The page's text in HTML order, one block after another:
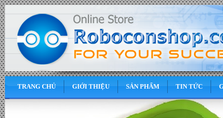
TRANG CHỦ GIỚI THIỆU SẢN PHẨM TIN TỨC